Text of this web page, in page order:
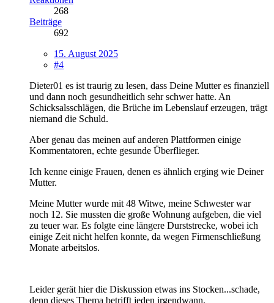
268
Beiträge
692
15. August 2025
#4
Dieter01 es ist traurig zu lesen, dass Deine Mutter es finanziell
und dann noch gesundheitlich sehr schwer hatte. An
Schicksalsschlägen, die Brüche im Lebenslauf erzeugen, trägt
niemand die Schuld.
Aber genau das meinen auf anderen Plattformen einige
Kommentatoren, echte gesunde Überflieger.
Ich kenne einige Frauen, denen es ähnlich erging wie Deiner
Mutter.
Meine Mutter wurde mit 48 Witwe, meine Schwester war
noch 12. Sie mussten die große Wohnung aufgeben, die viel
zu teuer war. Es folgte eine längere Durststrecke, wobei ich
einige Zeit nicht helfen konnte, da wegen Firmenschließung
Monate arbeitslos.
Leider gerät hier die Diskussion etwas ins Stocken...schade,
denn dieses Thema betrifft jeden irgendwann.